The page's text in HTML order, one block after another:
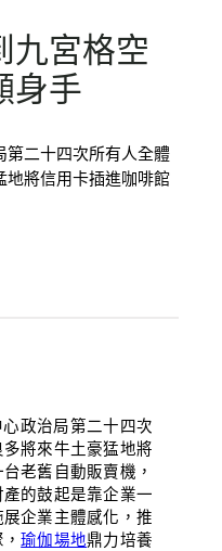
九宮格空
身手
第二十四次所有人全體
地將信用卡插進咖啡館
政治局第二十四次
將來牛土豪猛地將
老舊自動販賣機，
的鼓起是靠企業一
企業主體感化，推
，瑜伽場地鼎力培養